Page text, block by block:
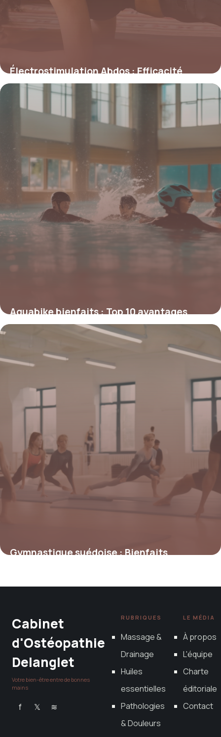
Électrostimulation Abdos : Efficacité
Prouvée
Aquabike bienfaits : Top 10 avantages
santé
Gymnastique suédoise : Bienfaits
Cabinet
d'Ostéopathie
Delanglet
Votre bien-être entre de bonnes
mains
f 𝕏 ≋
RUBRIQUES
Massage &
Drainage
Huiles
essentielles
Pathologies
& Douleurs
LE MÉDIA
À propos
L'équipe
Charte
éditoriale
Contact